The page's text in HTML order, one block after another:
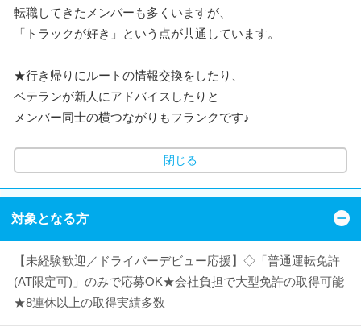
転職してきたメンバーも多くいますが、
「トラックが好き」という点が共通しています。
★行き帰りにルートの情報交換をしたり、
ベテランが新人にアドバイスしたりと
メンバー同士の横つながりもフランクです♪
閉じる
対象となる方
【未経験歓迎／ドライバーデビュー応援】◇「普通運転免許
(AT限定可)」のみで応募OK★会社負担で大型免許の取得可能
★8連休以上の取得実績多数